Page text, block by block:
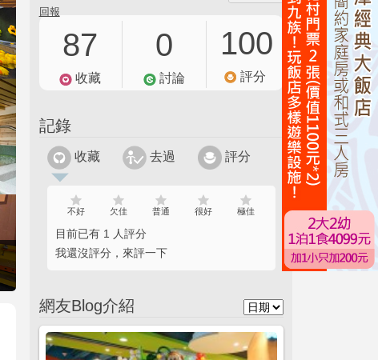
回報
87
收藏
0
討論
100
評分
記錄
收藏 去過 評分
不好 欠佳 普通 很好 極佳
目前已有 1 人評分
我還沒評分，來評一下
網友Blog介紹